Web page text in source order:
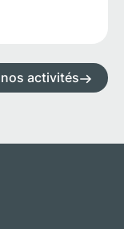
activités